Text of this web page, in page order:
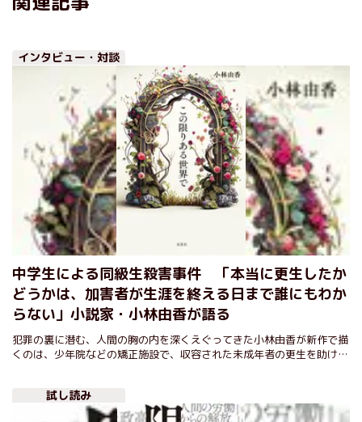
インタビュー・対談
中学生による同級生殺害事件 「本当に更生したか
どうかは、加害者が生涯を終える日まで誰にもわか
らない」小説家・小林由香が語る
犯罪の裏に潜む、人間の胸の内を深くえぐってきた小林由香が新作で描
くのは、少年院などの矯正施設で、収容された未成年者の更生を助ける
試し読み